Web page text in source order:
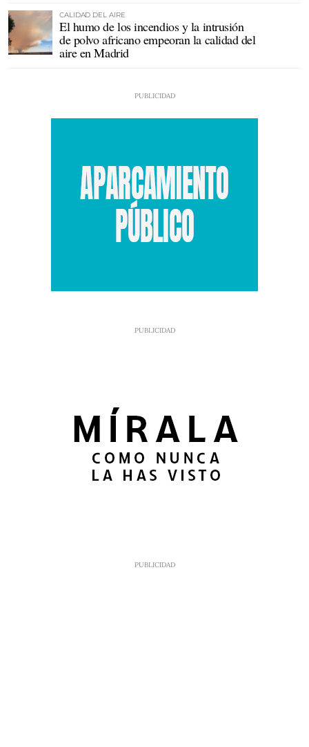
CALIDAD DEL AIRE
El humo de los incendios y la intrusión
de polvo africano empeoran la calidad del
aire en Madrid